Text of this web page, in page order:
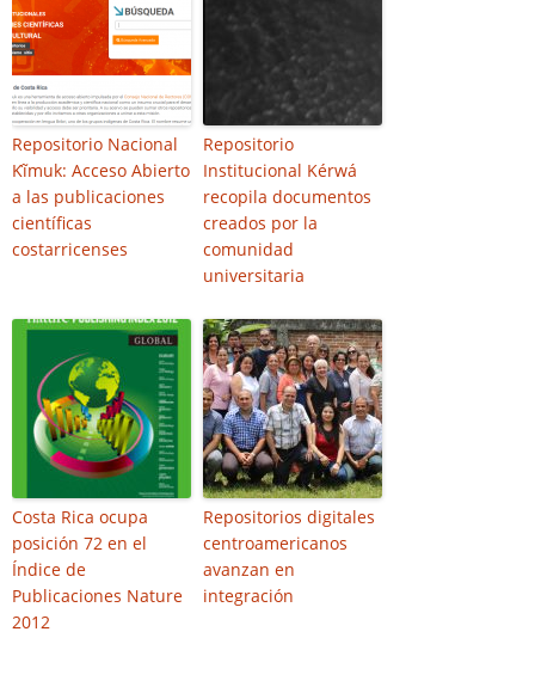
Repositorio Nacional
Kĩ̀muk: Acceso Abierto
a las publicaciones
científicas
costarricenses
Repositorio
Institucional Kérwá
recopila documentos
creados por la
comunidad
universitaria
Costa Rica ocupa
posición 72 en el
Índice de
Publicaciones Nature
2012
Repositorios digitales
centroamericanos
avanzan en
integración